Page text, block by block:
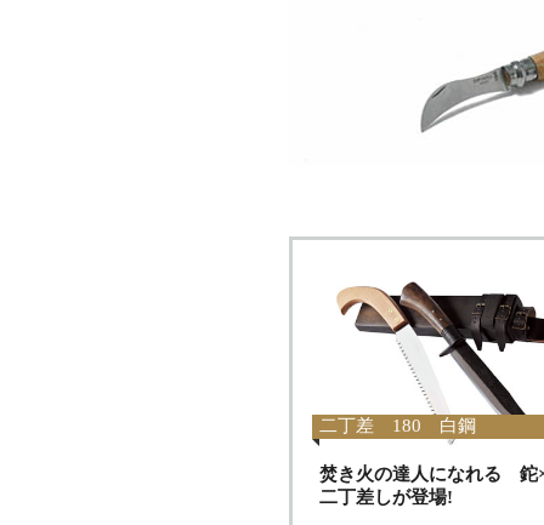
二丁差 180 白鋼
焚き火の達人になれる 鉈
二丁差しが登場!